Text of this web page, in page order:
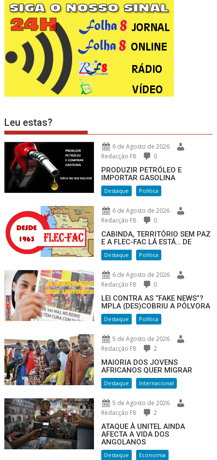
Leu estas?
6 de Agosto de 2026
Redacção F8
0
PRODUZIR PETRÓLEO E
IMPORTAR GASOLINA
Destaque Política
6 de Agosto de 2026
Redacção F8
0
CABINDA, TERRITÓRIO SEM PAZ
E A FLEC-FAC LÁ ESTÁ… DE
Destaque Política
6 de Agosto de 2026
Redacção F8
0
LEI CONTRA AS “FAKE NEWS”?
MPLA (DES)COBRIU A PÓLVORA
Destaque Política
5 de Agosto de 2026
Redacção F8
2
MAIORIA DOS JOVENS
AFRICANOS QUER MIGRAR
Destaque Internacional
5 de Agosto de 2026
Redacção F8
2
ATAQUE À UNITEL AINDA
AFECTA A VIDA DOS
ANGOLANOS
Destaque Economia